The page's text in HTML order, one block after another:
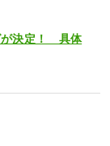
が決定！ 具体